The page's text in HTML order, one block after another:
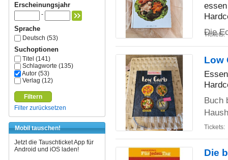
Erscheinungsjahr
-
Sprache
Deutsch (53)
Suchoptionen
Titel (141)
Schlagworte (135)
Autor (53)
Verlag (12)
Filtern
Filter zurücksetzen
Mobil tauschen!
Jetzt die Tauschticket App für
Android und iOS laden!
Die
Tickets:
Low
Buch
Tickets:
Die